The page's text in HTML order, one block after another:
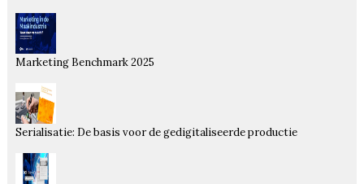
Marketing Benchmark 2025
Serialisatie: De basis voor de gedigitaliseerde productie